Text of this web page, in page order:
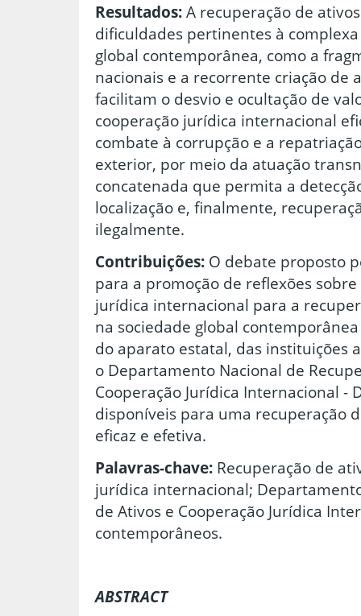
Resultados:A recuperação de
dificuldades pertinentes à
global contemporânea, como a
nacionais e a recorrente criação de
facilitam o desvio e ocultação de
cooperação jurídica internacional
combate à corrupção e a
exterior, por meio da atuação
concatenada que permita a
localização e, finalmente,
ilegalmente.
Contribuições: O debate proposto
para a promoção de reflexões
jurídica internacional para a
na sociedade global
do aparato estatal, das instituições
o Departamento Nacional de
Cooperação Jurídica Internacional -
disponíveis para uma recuperação
eficaz e efetiva.
Palavras-chave: Recuperação de
jurídica internacional;
de Ativos e Cooperação Jurídica
contemporâneos.
ABSTRACT